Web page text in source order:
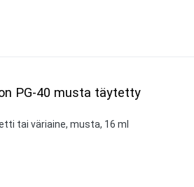
PG-40 musta täytetty
tai väriaine, musta, 16 ml